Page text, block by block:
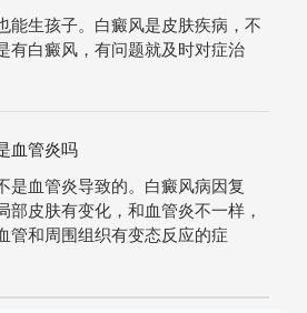
能生孩子。白癜风是皮肤疾病，不
有白癜风，有问题就及时对症治
血管炎吗
是血管炎导致的。白癜风病因复
部皮肤有变化，和血管炎不一样，
管和周围组织有变态反应的症